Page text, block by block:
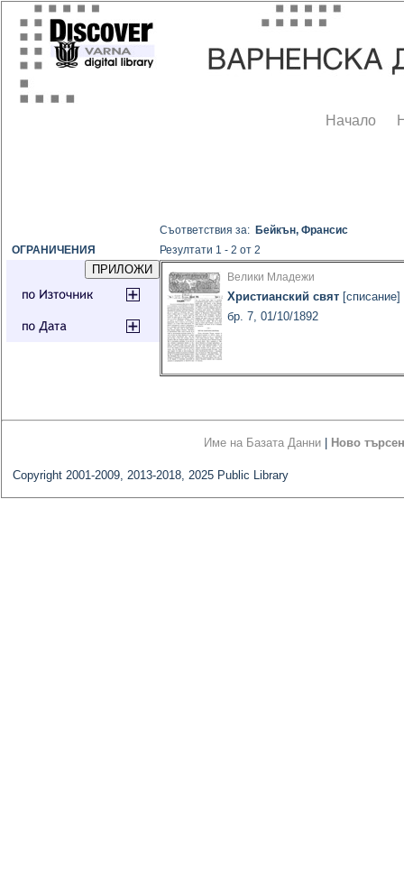
Начало
ОГРАНИЧЕНИЯ
Съответствия за: Бейкън, Франсис
Резултати 1 - 2 от 2
Велики Младежи
Христианский свят [списание]
бр. 7, 01/10/1892
Име на Базата Данни Ново
Copyright 2001-2009, 2013-2018, 2025 Public Library